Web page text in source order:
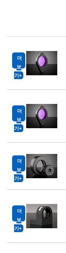
더
보
기
더
보
기
더
보
기
더
보
기